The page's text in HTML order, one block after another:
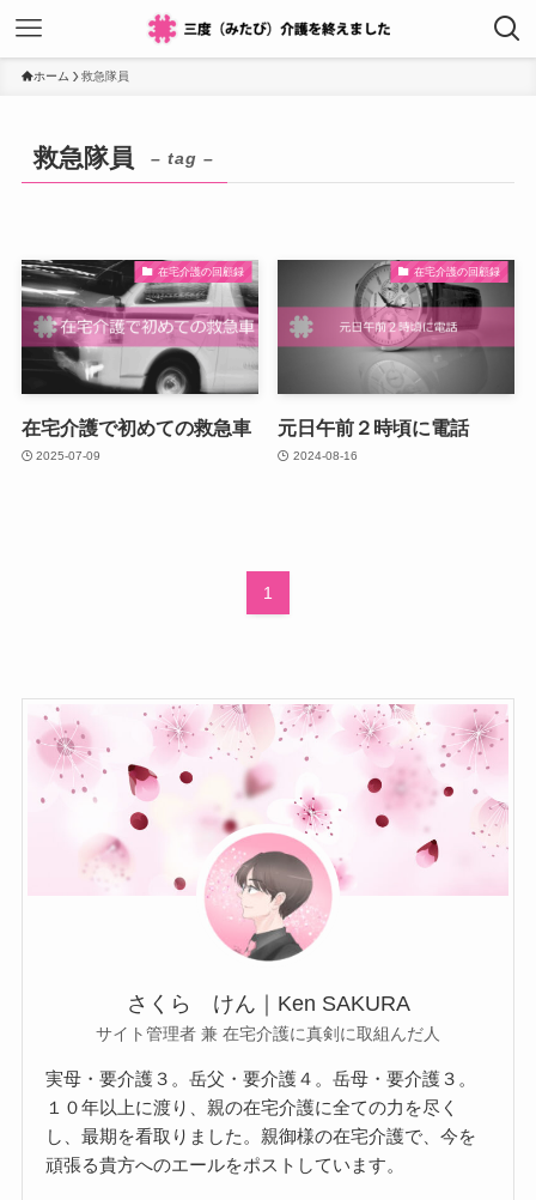
ホーム 救急隊員
救急隊員 – tag –
在宅介護の回顧録
在宅介護で初めての救急車
2025-07-09
在宅介護の回顧録
元日午前２時頃に電話
2024-08-16
1
さくら けん｜Ken SAKURA
サイト管理者 兼 在宅介護に真剣に取組んだ人
実母・要介護３。岳父・要介護４。岳母・要介護３。
１０年以上に渡り、親の在宅介護に全ての力を尽く
し、最期を看取りました。親御様の在宅介護で、今を
頑張る貴方へのエールをポストしています。